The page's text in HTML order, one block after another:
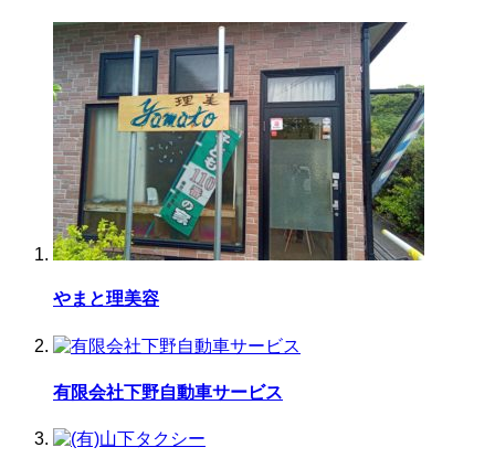
やまと理美容
有限会社下野自動車サービス